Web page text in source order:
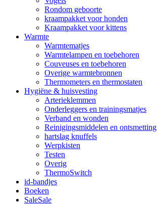
Rondom geboorte
kraampakket voor honden
Kraampakket voor kittens
Warmte
Warmtematjes
Warmtelampen en toebehoren
Couveuses en toebehoren
Overige warmtebronnen
Thermometers en thermostaten
Hygiëne & huisvesting
Arterieklemmen
Onderleggers en trainingsmatjes
Verband en wonden
Reinigingsmiddelen en ontsmetting
hartslag knuffels
Werpkisten
Testen
Overig
ThermoSwitch
id-bandjes
Boeken
SaleSale